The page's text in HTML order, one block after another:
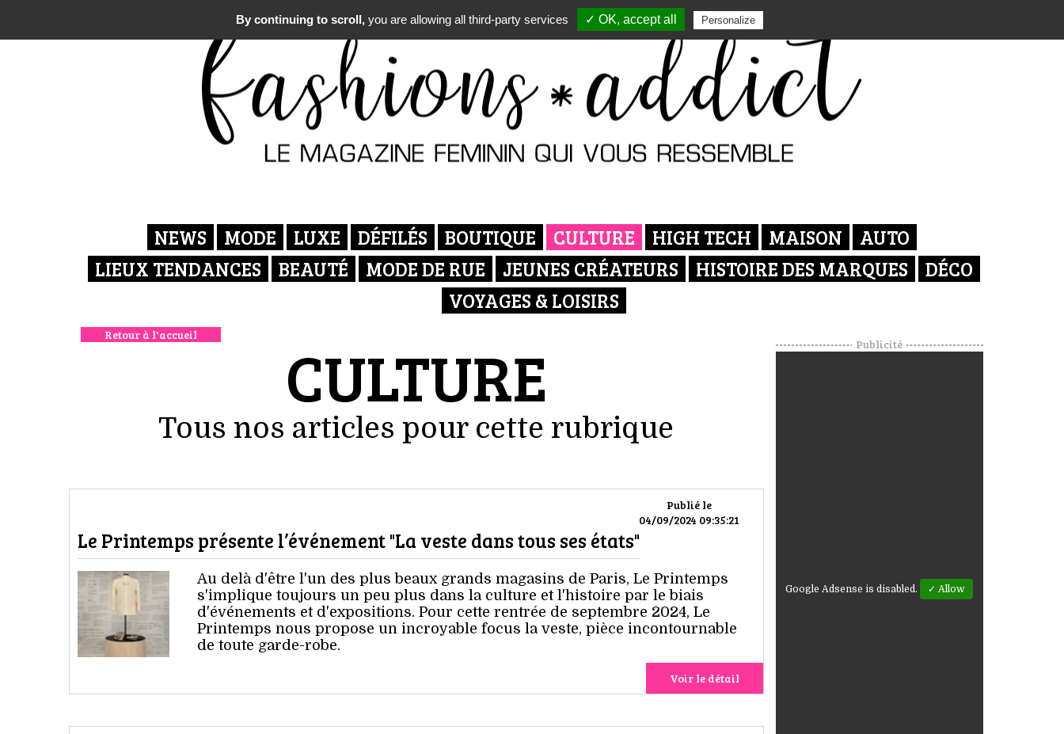
NEWS MODE LUXE DÉFILÉS BOUTIQUE CULTURE HIGH TECH MAISON
AUTO
LIEUX TENDANCES
BEAUTÉ MODE DE RUE JEUNES CRÉATEURS HISTOIRE DES MARQUES
DÉCO
VOYAGES & LOISIRS
Retour à l'accueil CULTURE
Tous nos articles pour cette rubrique
Publié le
04/09/2024 09:35:21
Le Printemps présente l’événement "La veste dans tous ses états"
Au delà d'être l'un des plus beaux grands magasins de Paris, Le Printemps
s'implique toujours un peu plus dans la culture et l'histoire par le biais
d'événements et d'expositions. Pour cette rentrée de septembre 2024, Le
Printemps nous propose un incroyable focus la veste, pièce incontournable
de toute garde-robe.
Voir le détail
Publicité
Google Adsense is disabled. ✓ Allow
By continuing to scroll, you are allowing all third-party services ✓ OK, accept all Personalize